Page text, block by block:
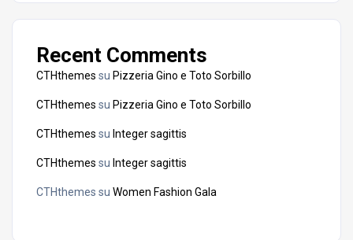
Recent Comments
CTHthemes su Pizzeria Gino e Toto Sorbillo
CTHthemes su Pizzeria Gino e Toto Sorbillo
CTHthemes su Integer sagittis
CTHthemes su Integer sagittis
CTHthemes su Women Fashion Gala